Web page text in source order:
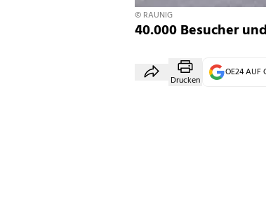
© RAUNIG
40.000 Besucher
Drucken
OE24 AUF